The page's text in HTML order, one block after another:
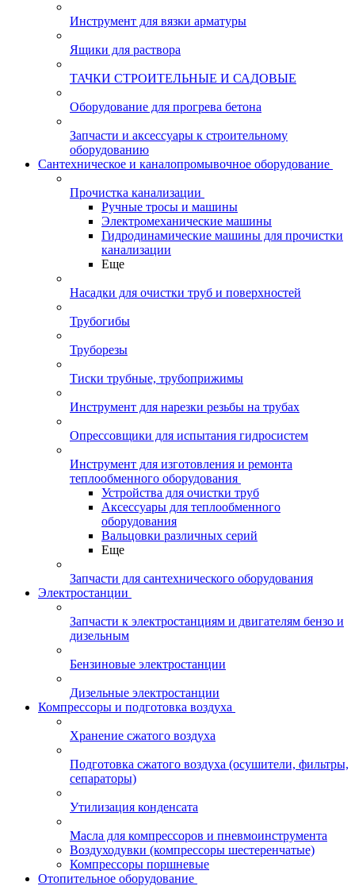
Инструмент для вязки арматуры
Ящики для раствора
ТАЧКИ СТРОИТЕЛЬНЫЕ И САДОВЫЕ
Оборудование для прогрева бетона
Запчасти и аксессуары к строительному
оборудованию
Сантехническое и каналопромывочное оборудование
Прочистка канализации
Ручные тросы и машины
Электромеханические машины
Гидродинамические машины для прочистки
канализации
Еще
Насадки для очистки труб и поверхностей
Трубогибы
Труборезы
Тиски трубные, трубоприжимы
Инструмент для нарезки резьбы на трубах
Опрессовщики для испытания гидросистем
Инструмент для изготовления и ремонта
теплообменного оборудования
Устройства для очистки труб
Аксессуары для теплообменного
оборудования
Вальцовки различных серий
Еще
Запчасти для сантехнического оборудования
Электростанции
Запчасти к электростанциям и двигателям бензо и
дизельным
Бензиновые электростанции
Дизельные электростанции
Компрессоры и подготовка воздуха
Хранение сжатого воздуха
Подготовка сжатого воздуха (осушители, фильтры,
сепараторы)
Утилизация конденсата
Масла для компрессоров и пневмоинструмента
Воздуходувки (компрессоры шестеренчатые)
Компрессоры поршневые
Отопительное оборудование